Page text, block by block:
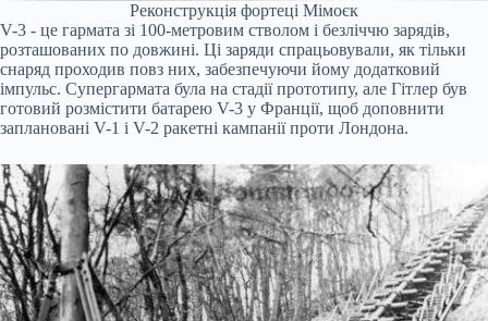
Реконструкція фортеці Мімоєк
V-3 - це гармата зі 100-метровим стволом і безліччю зарядів,
розташованих по довжині. Ці заряди спрацьовували, як тільки
снаряд проходив повз них, забезпечуючи йому додатковий
імпульс. Супергармата була на стадії прототипу, але Гітлер був
готовий розмістити батарею V-3 у Франції, щоб доповнити
заплановані V-1 і V-2 ракетні кампанії проти Лондона.